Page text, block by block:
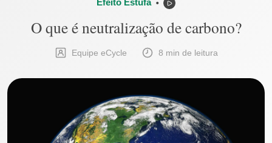
⬤
O que é neutralização de carbono?
Equipe eCycle 8 min de leitura